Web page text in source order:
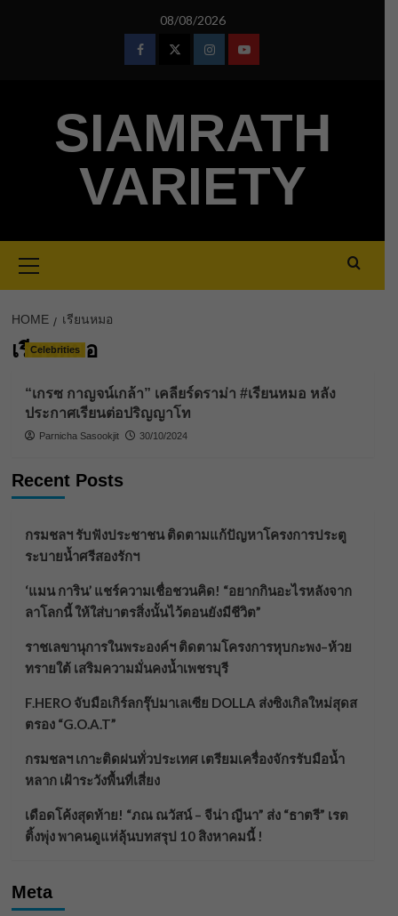
08/08/2026
FacebookTwitterInstagramYoutube
SIAMRATH
VARIETY
Menu
HOME เรียนหมอ
เรียนหมอ
Celebrities
“เกรซ กาญจน์เกล้า” เคลียร์ดราม่า #เรียนหมอ หลัง
ประกาศเรียนต่อปริญญาโท
Parnicha Sasookjit 30/10/2024
Recent Posts
กรมชลฯ รับฟังประชาชน ติดตามแก้ปัญหาโครงการประตู
ระบายน้ำศรีสองรักฯ
‘แมน การิน’ แชร์ความเชื่อชวนคิด! “อยากกินอะไรหลังจาก
ลาโลกนี้ ให้ใส่บาตรสิ่งนั้นไว้ตอนยังมีชีวิต”
ราชเลขานุการในพระองค์ฯ ติดตามโครงการหุบกะพง–ห้วย
ทรายใต้ เสริมความมั่นคงน้ำเพชรบุรี
F.HERO จับมือเกิร์ลกรุ๊ปมาเลเซีย DOLLA ส่งซิงเกิลใหม่สุดส
ตรอง “G.O.A.T”
กรมชลฯ เกาะติดฝนทั่วประเทศ เตรียมเครื่องจักรรับมือน้ำ
หลาก เฝ้าระวังพื้นที่เสี่ยง
เดือดโค้งสุดท้าย! “ภณ ณวัสน์ – จีน่า ญีนา” ส่ง “ธาตรี” เรต
ติ้งพุ่ง พาคนดูแห่ลุ้นบทสรุป 10 สิงหาคมนี้ !
Meta